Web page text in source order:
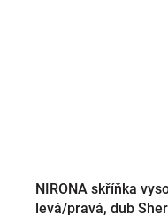
NIRONA skříňka
levá/pravá, dub